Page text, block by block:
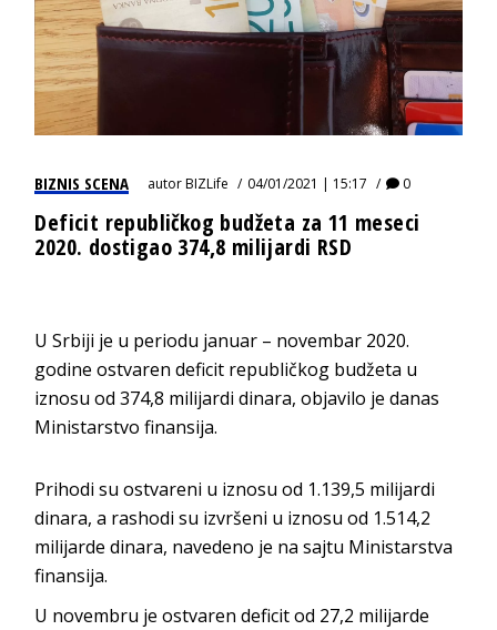
BIZNIS SCENA autorBIZLife 04/01/2021 | 15:17 0
Deficit republičkog budžeta za 11 meseci
2020. dostigao 374,8 milijardi RSD
U Srbiji je u periodu januar – novembar 2020.
godine ostvaren deficit republičkog budžeta u
iznosu od 374,8 milijardi dinara, objavilo je danas
Ministarstvo finansija.
Prihodi su ostvareni u iznosu od 1.139,5 milijardi
dinara, a rashodi su izvršeni u iznosu od 1.514,2
milijarde dinara, navedeno je na sajtu Ministarstva
finansija.
U novembru je ostvaren deficit od 27,2 milijarde